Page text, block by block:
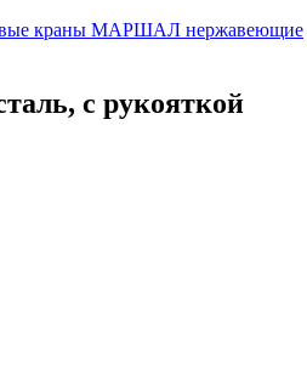
краны МАРШАЛ нержавеющие
с рукояткой